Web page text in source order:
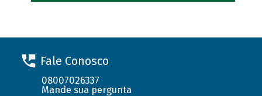
Fale Conosco
08007026337
Mande sua pergunta